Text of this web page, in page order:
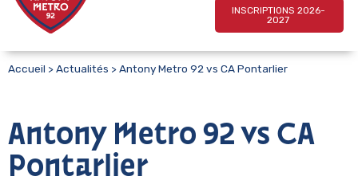
INSCRIPTIONS 2026-
2027
Accueil >Actualités >Antony Metro 92 vs CA Pontarlier
Antony Metro 92 vs CA
Pontarlier